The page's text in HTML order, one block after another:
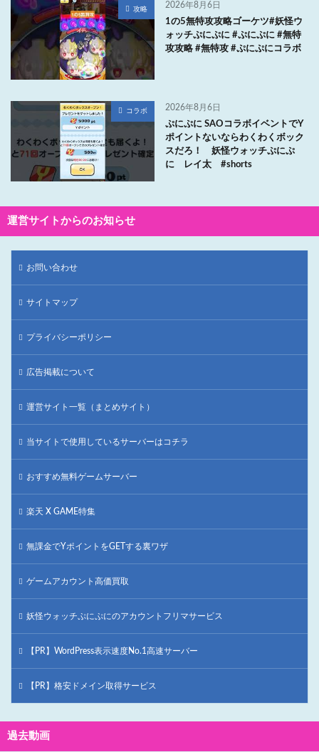
攻略 2026年8月6日
1の5無特攻攻略ゴーケツ#妖怪ウ
ォッチぷにぷに #ぷにぷに #無特
攻攻略 #無特攻 #ぷにぷにコラボ
コラボ 2026年8月6日
ぷにぷに SAOコラボイベントでY
ポイントないならわくわくボック
スだろ！ 妖怪ウォッチぷにぷ
に レイ太 #shorts
運営サイトからのお知らせ
お問い合わせ
サイトマップ
プライバシーポリシー
広告掲載について
運営サイト一覧（まとめサイト）
当サイトで使用しているサーバーはコチラ
おすすめ無料ゲームサーバー
楽天 X GAME特集
無課金でYポイントをGETする裏ワザ
ゲームアカウント高価買取
妖怪ウォッチぷにぷにのアカウントフリマサービス
【PR】WordPress表示速度No.1高速サーバー
【PR】格安ドメイン取得サービス
過去動画